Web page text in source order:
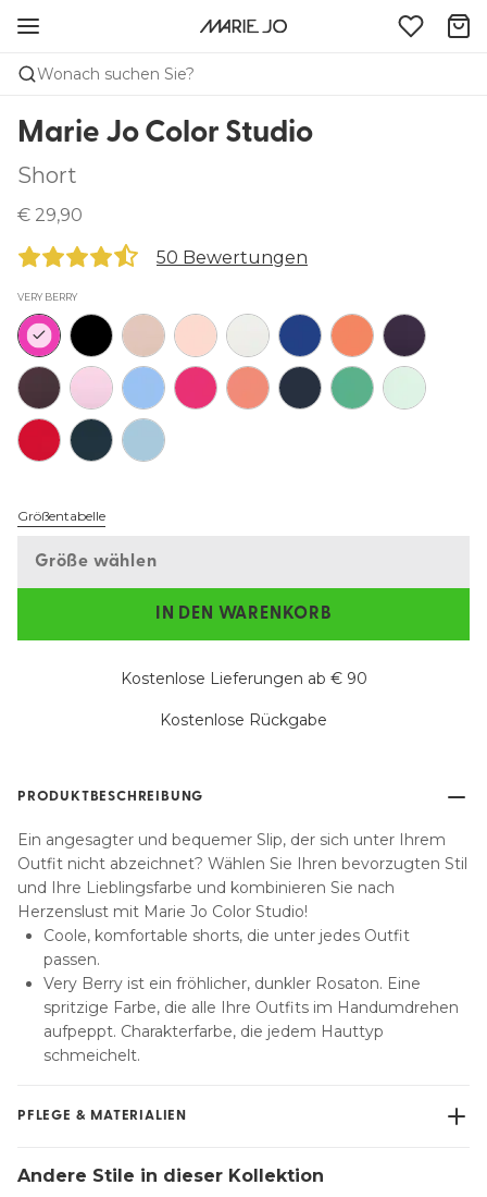
Wonach suchen Sie?
Marie Jo Color Studio
Short
€ 29,90
50 Bewertungen
VERY BERRY
Größentabelle
Größe wählen
IN DEN WARENKORB
Kostenlose Lieferungen ab € 90
Kostenlose Rückgabe
PRODUKTBESCHREIBUNG
Ein angesagter und bequemer Slip, der sich unter Ihrem
Outfit nicht abzeichnet? Wählen Sie Ihren bevorzugten Stil
und Ihre Lieblingsfarbe und kombinieren Sie nach
Herzenslust mit Marie Jo Color Studio!
Coole, komfortable shorts, die unter jedes Outfit
passen.
Very Berry ist ein fröhlicher, dunkler Rosaton. Eine
spritzige Farbe, die alle Ihre Outfits im Handumdrehen
aufpeppt. Charakterfarbe, die jedem Hauttyp
schmeichelt.
PFLEGE & MATERIALIEN
Keine professionelle Reinigung
Andere Stile in dieser Kollektion